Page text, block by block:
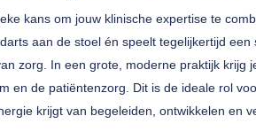
ESC om te sluiten
kans om jouw klinische expertise te
aan de stoel én speelt tegelijkertijd
zorg. In een grote, moderne praktijk krijg
en de patiëntenzorg. Dit is de ideale rol
krijgt van begeleiden, ontwikkelen en